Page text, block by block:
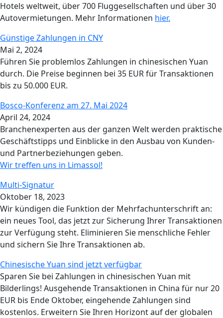
Hotels weltweit, über 700 Fluggesellschaften und über 30
Autovermietungen. Mehr Informationen hier.
Günstige Zahlungen in CNY
Mai 2, 2024
Führen Sie problemlos Zahlungen in chinesischen Yuan
durch. Die Preise beginnen bei 35 EUR für Transaktionen
bis zu 50.000 EUR.
Bosco-Konferenz am 27. Mai 2024
April 24, 2024
Branchenexperten aus der ganzen Welt werden praktische
Geschäftstipps und Einblicke in den Ausbau von Kunden-
und Partnerbeziehungen geben.
Wir treffen uns in Limassol!
Multi-Signatur
Oktober 18, 2023
Wir kündigen die Funktion der Mehrfachunterschrift an:
ein neues Tool, das jetzt zur Sicherung Ihrer Transaktionen
zur Verfügung steht. Eliminieren Sie menschliche Fehler
und sichern Sie Ihre Transaktionen ab.
Chinesische Yuan sind jetzt verfügbar
Sparen Sie bei Zahlungen in chinesischen Yuan mit
Bilderlings! Ausgehende Transaktionen in China für nur 20
EUR bis Ende Oktober, eingehende Zahlungen sind
kostenlos. Erweitern Sie Ihren Horizont auf der globalen